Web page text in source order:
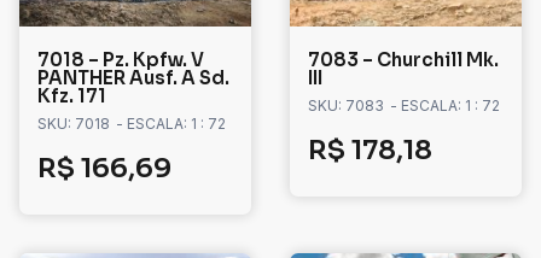
7018 – Pz. Kpfw. V
PANTHER Ausf. A Sd.
Kfz. 171
SKU: 7018 - ESCALA: 1 : 72
R$ 166,69
7083 – Churchill Mk.
SKU: 7083 - ESCALA: 1 : 72
R$ 178,18